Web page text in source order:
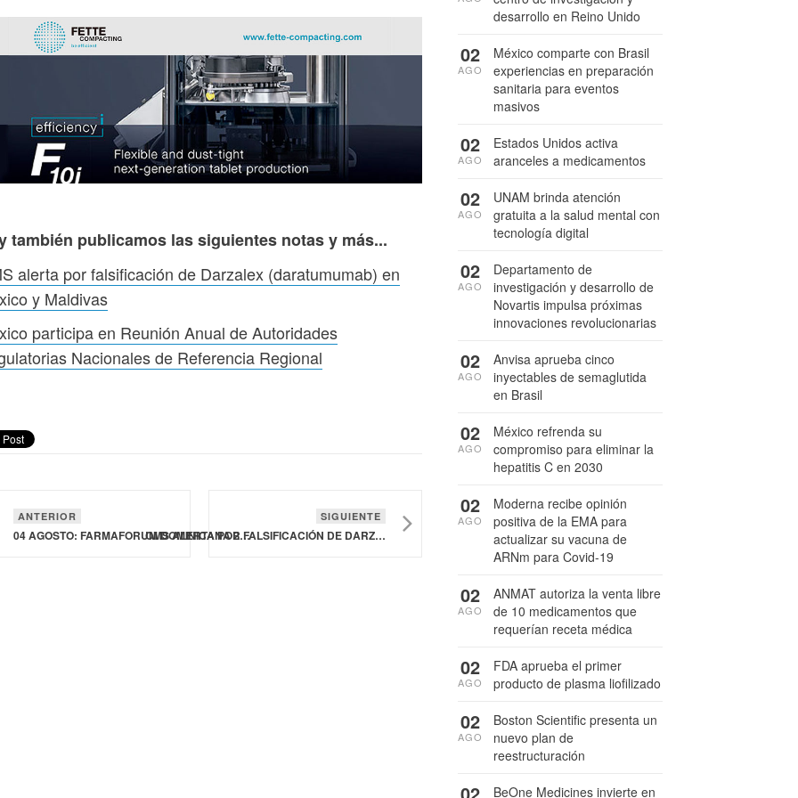
también publicamos las siguientes notas y más...
alerta por falsificación de Darzalex (daratumumab) en
y Maldivas
participa en Reunión Anual de Autoridades
Nacionales de Referencia Regional
ANTERIOR
04 AGOSTO: FARMAFORUM DOMINICANA 2026
SIGUIENTE
OMS ALERTA POR FALSIFICACIÓN DE DARZALEX (DARATUMUMAB) EN MÉXICO Y MALDIVAS
desarrollo en Reino Unido
México comparte con Brasil
experiencias en preparación
sanitaria para eventos
masivos
02
AGO
Estados Unidos activa
aranceles a medicamentos
02
AGO
UNAM brinda atención
gratuita a la salud mental con
tecnología digital
02
AGO
Departamento de
investigación y desarrollo de
Novartis impulsa próximas
innovaciones revolucionarias
02
AGO
Anvisa aprueba cinco
inyectables de semaglutida
en Brasil
02
AGO
México refrenda su
compromiso para eliminar la
hepatitis C en 2030
02
AGO
Moderna recibe opinión
positiva de la EMA para
actualizar su vacuna de
ARNm para Covid-19
02
AGO
ANMAT autoriza la venta libre
de 10 medicamentos que
requerían receta médica
02
AGO
FDA aprueba el primer
producto de plasma liofilizado
02
AGO
Boston Scientific presenta un
nuevo plan de
reestructuración
02
AGO
BeOne Medicines invierte en